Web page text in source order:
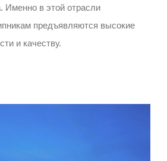
Именно в этой отрасли
предъявляются высокие
и качеству.